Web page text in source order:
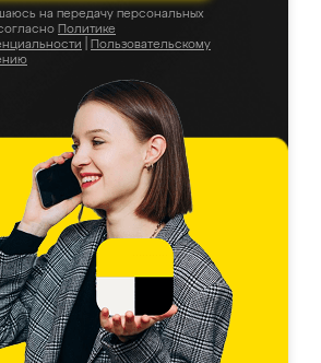
на передачу персональных
Политике
Пользовательскому